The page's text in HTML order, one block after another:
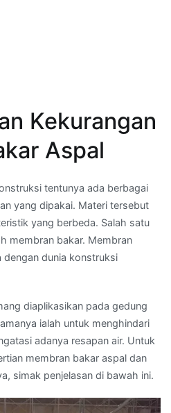
Kekurangan
Aspal
tentunya ada berbagai
yang dipakai. Materi tersebut
yang berbeda. Salah satu
membran bakar. Membran
dengan dunia konstruksi
diaplikasikan pada gedung
ialah untuk menghindari
adanya resapan air. Untuk
membran bakar aspal dan
simak penjelasan di bawah ini.